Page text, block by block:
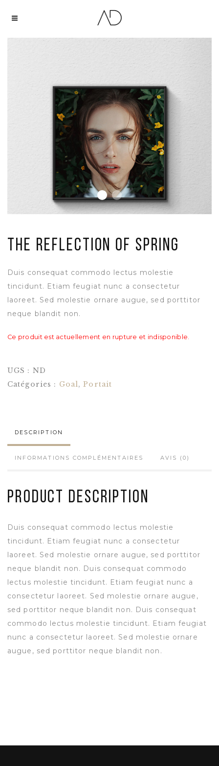
The Reflection of Spring
Duis consequat commodo lectus molestie
tincidunt. Etiam feugiat nunc a consectetur
laoreet. Sed molestie ornare augue, sed porttitor
neque blandit non.
Ce produit est actuellement en rupture et indisponible.
UGS : ND
Catégories : Goal,Portait
DESCRIPTION
INFORMATIONS COMPLÉMENTAIRES AVIS (0)
Product Description
Duis consequat commodo lectus molestie
tincidunt. Etiam feugiat nunc a consectetur
laoreet. Sed molestie ornare augue, sed porttitor
neque blandit non. Duis consequat commodo
lectus molestie tincidunt. Etiam feugiat nunc a
consectetur laoreet. Sed molestie ornare augue,
sed porttitor neque blandit non. Duis consequat
commodo lectus molestie tincidunt. Etiam feugiat
nunc a consectetur laoreet. Sed molestie ornare
augue, sed porttitor neque blandit non.